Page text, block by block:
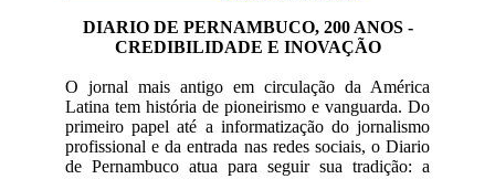
DIARIO DE PERNAMBUCO, 200 ANOS -
CREDIBILIDADE E INOVAÇÃO
O jornal mais antigo em circulação da América
Latina tem história de pioneirismo e vanguarda. Do
primeiro papel até a informatização do jornalismo
profissional e da entrada nas redes sociais, o Diario
de Pernambuco atua para seguir sua tradição: a